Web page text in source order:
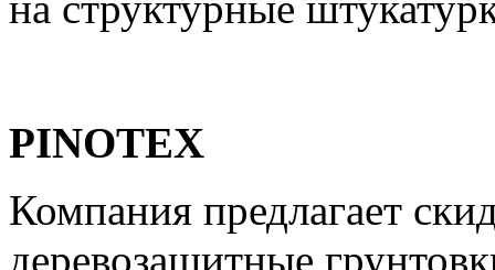
PINOTEX
Компания предлагает
деревозащитные